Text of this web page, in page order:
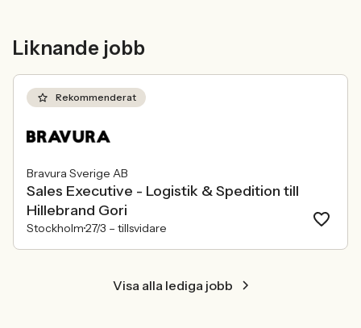
konkurrensen om rätt kompetens
behöver kunna visa vad det betyder i
Liknande jobb
Rekommenderat
Bravura Sverige AB
Sales Executive - Logistik & Spedition till
Hillebrand Gori
Stockholm27/3 – tillsvidare
Visa alla lediga jobb